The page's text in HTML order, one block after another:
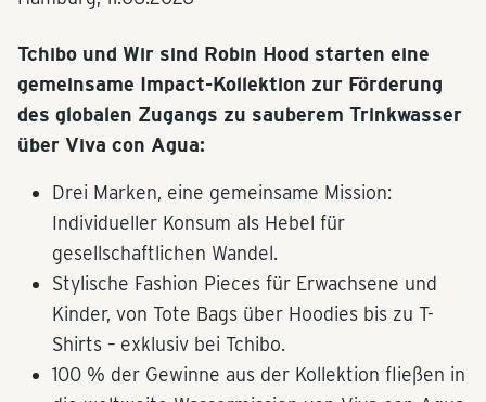
Tchibo und Wir sind Robin Hood starten eine
gemeinsame Impact-Kollektion zur Förderung
des globalen Zugangs zu sauberem Trinkwasser
über Viva con Agua:
Drei Marken, eine gemeinsame Mission:
Individueller Konsum als Hebel für
gesellschaftlichen Wandel.
Stylische Fashion Pieces für Erwachsene und
Kinder, von Tote Bags über Hoodies bis zu T-
Shirts – exklusiv bei Tchibo.
100 % der Gewinne aus der Kollektion fließen in